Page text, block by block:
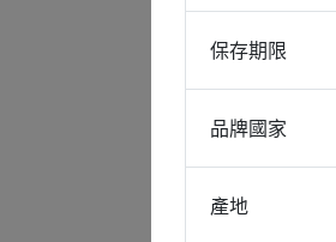
保存期限
品牌國家
產地